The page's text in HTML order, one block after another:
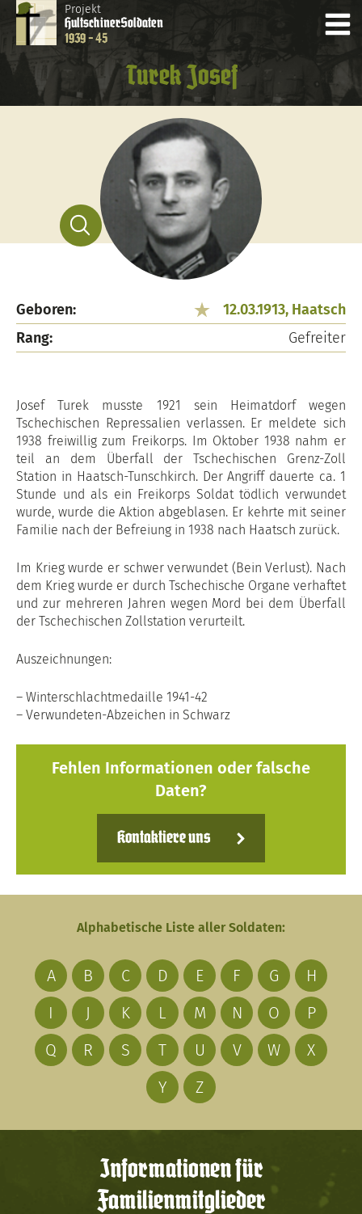
Projekt
HultschinerSoldaten
1939 - 45
Turek Josef
Geboren:
12.03.1913, Haatsch
Rang:
Gefreiter
Josef Turek musste 1921 sein Heimatdorf wegen
Tschechischen Repressalien verlassen. Er meldete sich
1938 freiwillig zum Freikorps. Im Oktober 1938 nahm er
teil an dem Überfall der Tschechischen Grenz-Zoll
Station in Haatsch-Tunschkirch. Der Angriff dauerte ca. 1
Stunde und als ein Freikorps Soldat tödlich verwundet
wurde, wurde die Aktion abgeblasen. Er kehrte mit seiner
Familie nach der Befreiung in 1938 nach Haatsch zurück.
Im Krieg wurde er schwer verwundet (Bein Verlust). Nach
dem Krieg wurde er durch Tschechische Organe verhaftet
und zur mehreren Jahren wegen Mord bei dem Überfall
der Tschechischen Zollstation verurteilt.
Auszeichnungen:
– Winterschlachtmedaille 1941-42
– Verwundeten-Abzeichen in Schwarz
Fehlen Informationen oder falsche
Daten?
Kontaktiere uns
Alphabetische Liste aller Soldaten:
A B C D E F G
H
I
J K L M N O
P
Q
R S T U V W
X
Y
Z
Informationen für
Familienmitglieder